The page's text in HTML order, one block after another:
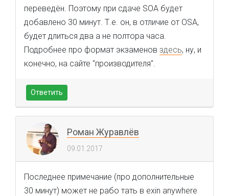
переведён. Поэтому при сдаче SOA будет
добавлено 30 минут. Т.е. он, в отличие от OSA,
будет длиться два а не полтора часа.
Подробнее про формат экзаменов здесь, ну, и
конечно, на сайте "производителя".
Ответить
Роман Журавлёв
09.01.2017
Последнее примечание (про дополнительные
30 минут) может не рабо тать в exin anywhere